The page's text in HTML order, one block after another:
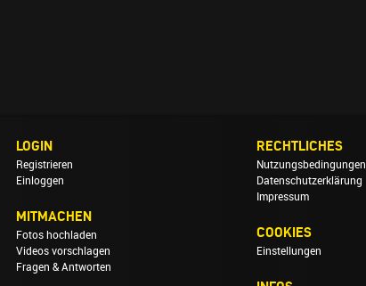
LOGIN
Registrieren
Einloggen
MITMACHEN
Fotos hochladen
Videos vorschlagen
Fragen & Antworten
RECHTLICHES
Nutzungsbedingungen
Datenschutzerklärung
Impressum
COOKIES
Einstellungen